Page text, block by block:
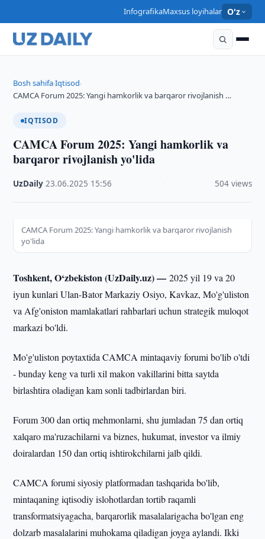
InfografikaMaxsus loyihalar O'z
Bosh sahifa›Iqtisod›
CAMCA Forum 2025: Yangi hamkorlik va barqaror rivojlanish …
IQTISOD
CAMCA Forum 2025: Yangi hamkorlik va
barqaror rivojlanish yo'lida
UzDaily ·23.06.2025 15:56 504 views
CAMCA Forum 2025: Yangi hamkorlik va barqaror rivojlanish
yo'lida
Toshkent, O‘zbekiston (UzDaily.uz) —2025 yil 19 va 20
iyun kunlari Ulan-Bator Markaziy Osiyo, Kavkaz, Mo'g'uliston
va Afg'oniston mamlakatlari rahbarlari uchun strategik muloqot
markazi bo'ldi.
Mo'g'uliston poytaxtida CAMCA mintaqaviy forumi bo'lib o'tdi
- bunday keng va turli xil makon vakillarini bitta saytda
birlashtira oladigan kam sonli tadbirlardan biri.
Forum 300 dan ortiq mehmonlarni, shu jumladan 75 dan ortiq
xalqaro ma'ruzachilarni va biznes, hukumat, investor va ilmiy
doiralardan 150 dan ortiq ishtirokchilarni jalb qildi.
CAMCA forumi siyosiy platformadan tashqarida bo'lib,
mintaqaning iqtisodiy islohotlardan tortib raqamli
transformatsiyagacha, barqarorlik masalalarigacha bo'lgan eng
dolzarb masalalarini muhokama qiladigan joyga aylandi. Ikki